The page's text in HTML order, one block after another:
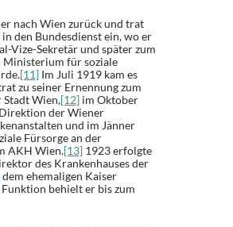
nach Wien zurück und trat
den Bundesdienst ein, wo er
Vize-Sekretär und später zum
Ministerium für soziale
[11] Im Juli 1919 kam es
zu seiner Ernennung zum
Wien,[12] im Oktober
der Wiener
und im Jänner
Fürsorge an der
AKH Wien.[13] 1923 erfolgte
des Krankenhauses der
dem ehemaligen Kaiser
behielt er bis zum